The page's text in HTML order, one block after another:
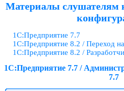
Материалы слушателям
1С:Предприятие 7.7
1С:Предприятие 8.2 / Переход
1С:Предприятие 8.2 /
1С:Предприятие 7.7 /
7.7